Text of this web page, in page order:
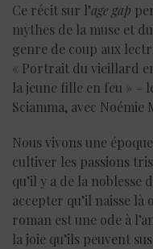
Ce récit sur l’age gap
mythes de la muse et
genre de coup aux
« Portrait du vieillard
la jeune fille en feu » –
Sciamma, avec
Nous vivons une
cultiver les passions
qu’il y a de la noblesse
accepter qu’il naisse là
roman est une ode à
la joie qu’ils peuvent